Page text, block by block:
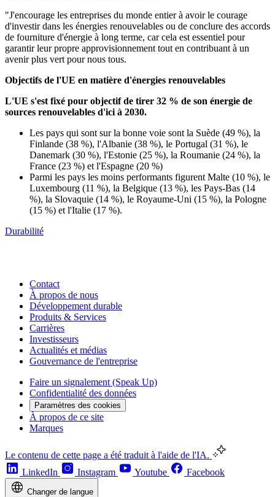
"J'encourage les entreprises du monde entier à avoir le courage
d'investir dans les énergies renouvelables ou de conclure des accords
de fourniture d'énergie à long terme, car cela est essentiel pour
garantir leur propre approvisionnement tout en contribuant à un
avenir plus vert pour nous tous.
Objectifs de l'UE en matière d'énergies renouvelables
L'UE s'est fixé pour objectif de tirer 32 % de son énergie de
sources renouvelables d'ici à 2030.
Les pays qui sont sur la bonne voie sont la Suède (49 %), la
Finlande (38 %), l'Albanie (38 %), le Portugal (31 %), le
Danemark (30 %), l'Estonie (25 %), la Roumanie (24 %), la
France (23 %) et l'Espagne (20 %)
Parmi les pays les moins performants figurent Malte (10 %), le
Luxembourg (11 %), la Belgique (13 %), les Pays-Bas (14
%), la Slovaquie (14 %), le Royaume-Uni (15 %), la Pologne
(15 %) et l'Italie (17 %).
Durabilité
Contact
À propos de nous
Développement durable
Produits & Services
Carrières
Investisseurs
Actualités et médias
Gouvernance de l'entreprise
Faire un signalement (Speak Up)
Confidentialité des données
Paramètres des cookies
À propos de ce site
Marques
Le contenu de cette page a été traduit à l'aide de l'IA.
LinkedIn
Instagram Youtube Facebook
Changer de langue